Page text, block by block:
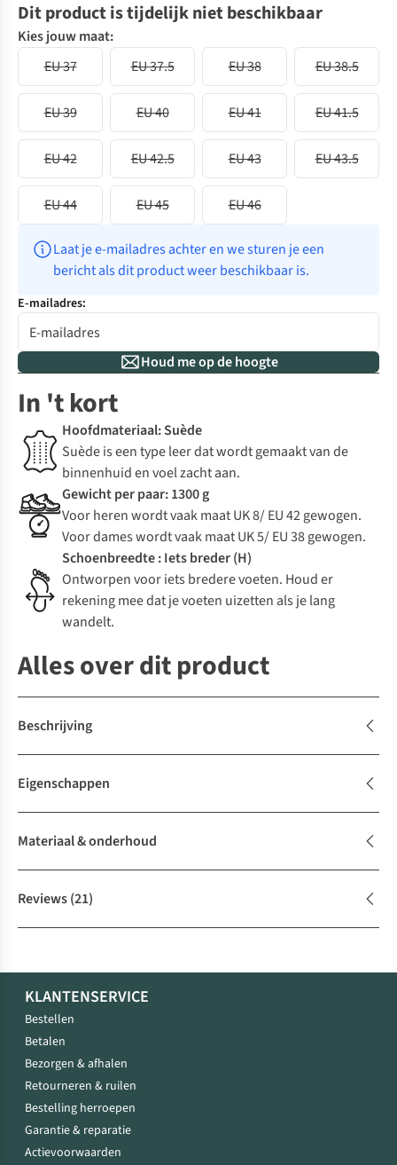
Dit product is tijdelijk niet beschikbaar
Kies jouw maat:
EU 37
EU 37.5 EU 38 EU 38.5
EU 39 EU 40 EU 41 EU 41.5
EU 42 EU 42.5 EU 43 EU 43.5
EU 44 EU 45 EU 46
Laat je e-mailadres achter en we sturen je een
bericht als dit product weer beschikbaar is.
E-mailadres:
Houd me op de hoogte
In 't kort
Hoofdmateriaal: Suède
Suède is een type leer dat wordt gemaakt van de
binnenhuid en voel zacht aan.
Gewicht per paar: 1300 g
Voor heren wordt vaak maat UK 8/ EU 42 gewogen.
Voor dames wordt vaak maat UK 5/ EU 38 gewogen.
Schoenbreedte : Iets breder (H)
Ontworpen voor iets bredere voeten. Houd er
rekening mee dat je voeten uizetten als je lang
wandelt.
Alles over dit product
Beschrijving
Eigenschappen
Materiaal & onderhoud
Reviews(21)
KLANTENSERVICE
Bestellen
Betalen
Bezorgen & afhalen
Retourneren & ruilen
Bestelling herroepen
Garantie & reparatie
Actievoorwaarden